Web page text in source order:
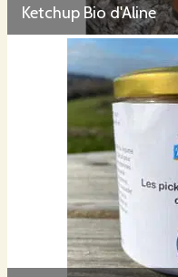
Ketchup Bio d'Aline